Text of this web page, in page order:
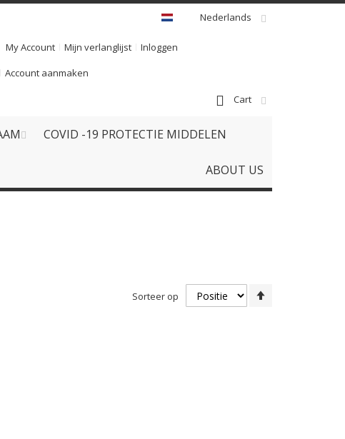
Nederlands
My Account Mijn verlanglijst
Inloggen
Account aanmaken
Cart
COVID -19 PROTECTIE MIDDELEN
ABOUT US
Sorteer op